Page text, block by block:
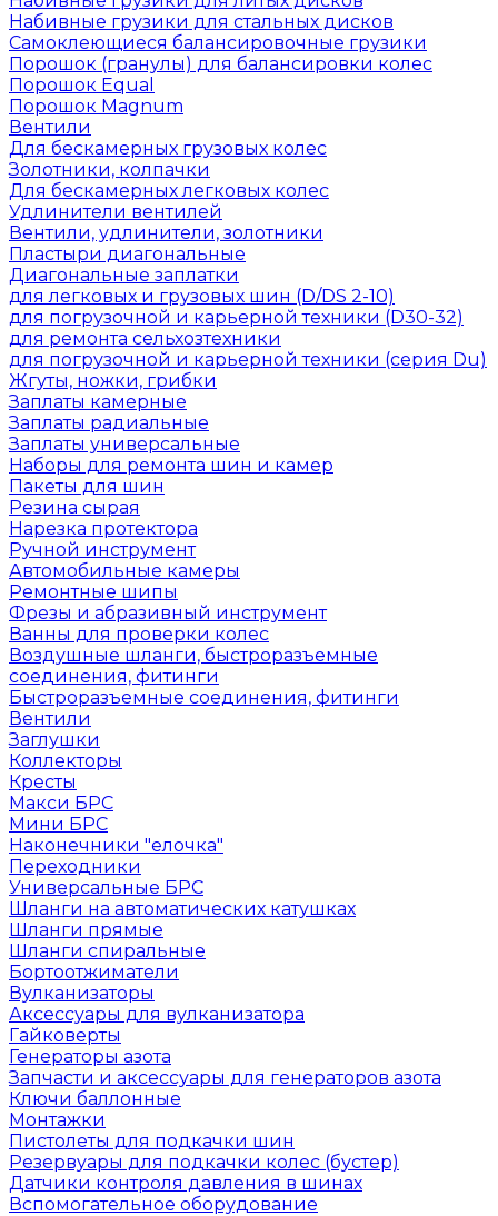
Набивные грузики для стальных дисков
Самоклеющиеся балансировочные грузики
Порошок (гранулы) для балансировки колес
Порошок Equal
Порошок Magnum
Вентили
Для бескамерных грузовых колес
Золотники, колпачки
Для бескамерных легковых колес
Удлинители вентилей
Вентили, удлинители, золотники
Пластыри диагональные
Диагональные заплатки
для легковых и грузовых шин (D/DS 2-10)
для погрузочной и карьерной техники (D30-32)
для ремонта сельхозтехники
для погрузочной и карьерной техники (серия Du)
Жгуты, ножки, грибки
Заплаты камерные
Заплаты радиальные
Заплаты универсальные
Наборы для ремонта шин и камер
Пакеты для шин
Резина сырая
Нарезка протектора
Ручной инструмент
Автомобильные камеры
Ремонтные шипы
Фрезы и абразивный инструмент
Ванны для проверки колес
Воздушные шланги, быстроразъемные
соединения, фитинги
Быстроразъемные соединения, фитинги
Вентили
Заглушки
Коллекторы
Кресты
Макси БРС
Мини БРС
Наконечники "елочка"
Переходники
Универсальные БРС
Шланги на автоматических катушках
Шланги прямые
Шланги спиральные
Бортоотжиматели
Вулканизаторы
Аксессуары для вулканизатора
Гайковерты
Генераторы азота
Запчасти и аксессуары для генераторов азота
Ключи баллонные
Монтажки
Пистолеты для подкачки шин
Резервуары для подкачки колес (бустер)
Датчики контроля давления в шинах
Вспомогательное оборудование